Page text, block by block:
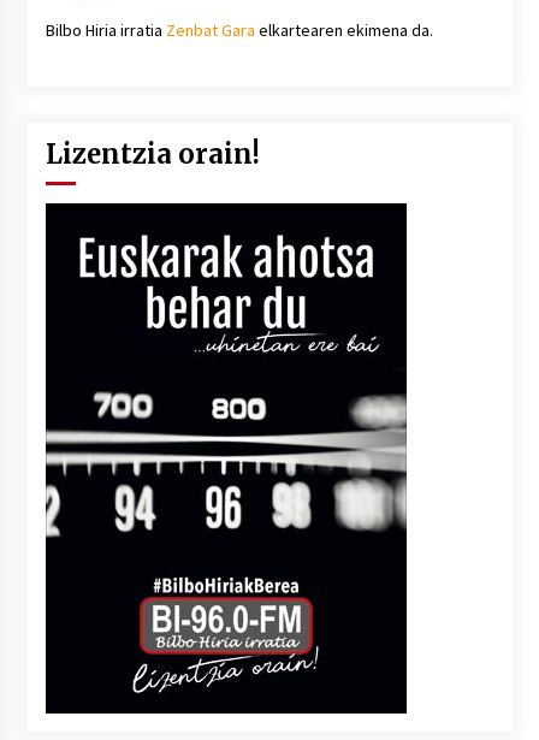
Bilbo Hiria irratia Zenbat Gara elkartearen ekimena da.
Lizentzia orain!